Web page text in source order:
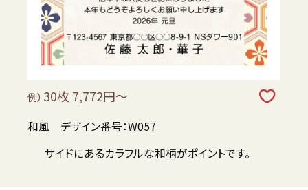
例） 30枚 7,772円～
和風 デザイン番号：W057
サイドにあるカラフルな和柄がポイントです。